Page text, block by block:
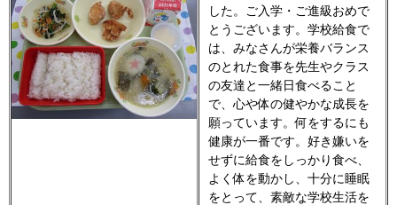
した。ご入学・ご進級おめで
とうございます。学校給食で
は、みなさんが栄養バランス
のとれた食事を先生やクラス
の友達と一緒日食べること
で、心や体の健やかな成長を
願っています。何をするにも
健康が一番です。好き嫌いを
せずに給食をしっかり食べ、
よく体を動かし、十分に睡眠
をとって、素敵な学校生活を